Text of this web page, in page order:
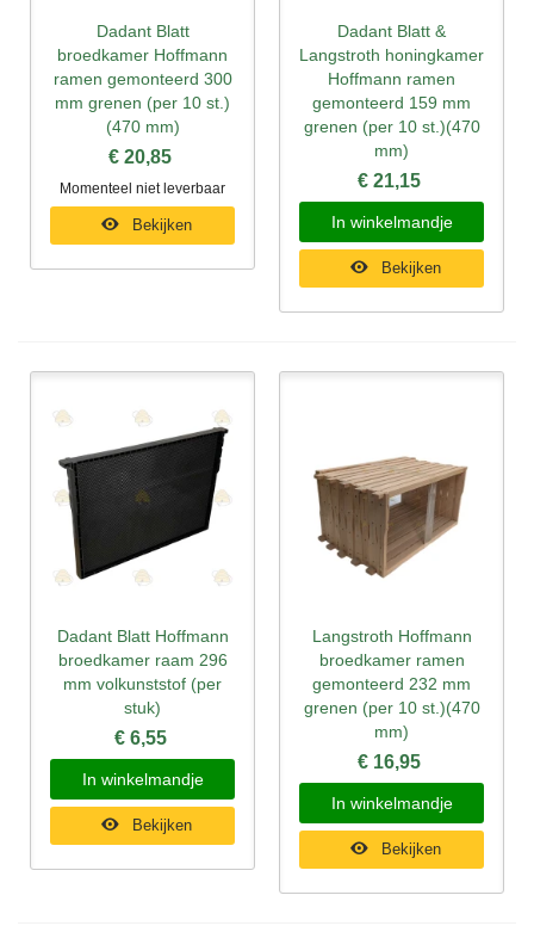
Dadant Blatt
broedkamer Hoffmann
ramen gemonteerd 300
mm grenen (per 10 st.)
(470 mm)
€ 20,85
Momenteel niet leverbaar
Bekijken
Dadant Blatt &
Langstroth honingkamer
Hoffmann ramen
gemonteerd 159 mm
grenen (per 10 st.)(470
mm)
€ 21,15
In winkelmandje
Bekijken
Dadant Blatt Hoffmann
broedkamer raam 296
mm volkunststof (per
stuk)
€ 6,55
In winkelmandje
Bekijken
Langstroth Hoffmann
broedkamer ramen
gemonteerd 232 mm
grenen (per 10 st.)(470
mm)
€ 16,95
In winkelmandje
Bekijken